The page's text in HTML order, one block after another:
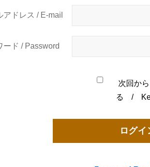
アドレス / E-mail
ード / Password
次回か
る /